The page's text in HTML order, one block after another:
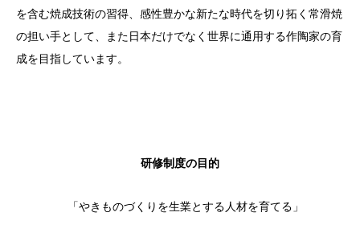
を含む焼成技術の習得、感性豊かな新たな時代を切り拓く常滑焼
の担い手として、また日本だけでなく世界に通用する作陶家の育
成を目指しています。
研修制度の目的
「やきものづくりを生業とする人材を育てる」